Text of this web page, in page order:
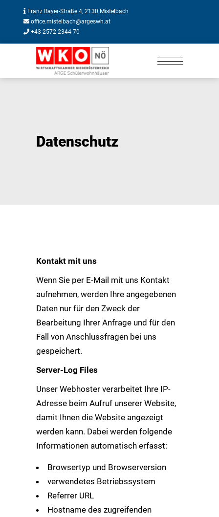
Franz Bayer-Straße 4, 2130 Mistelbach
office.mistelbach@argeswh.at
+43 2572 2344 70
Datenschutz
Kontakt mit uns
Wenn Sie per E-Mail mit uns Kontakt
aufnehmen, werden Ihre angegebenen
Daten nur für den Zweck der
Bearbeitung Ihrer Anfrage und für den
Fall von Anschlussfragen bei uns
gespeichert.
Server-Log Files
Unser Webhoster verarbeitet Ihre IP-
Adresse beim Aufruf unserer Website,
damit Ihnen die Website angezeigt
werden kann. Dabei werden folgende
Informationen automatisch erfasst:
Browsertyp und Browserversion
verwendetes Betriebssystem
Referrer URL
Hostname des zugreifenden